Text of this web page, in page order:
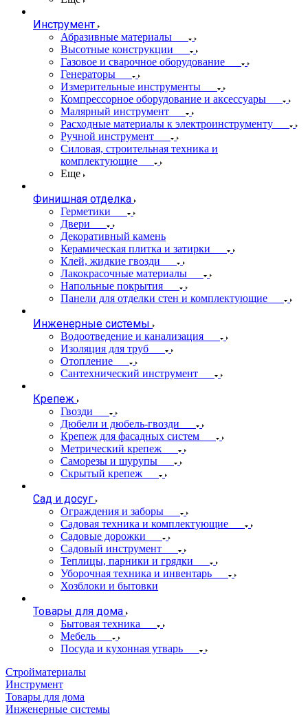
Инструмент
Абразивные материалы
Высотные конструкции
Газовое и сварочное оборудование
Генераторы
Измерительные инструменты
Компрессорное оборудование и аксессуары
Малярный инструмент
Расходные материалы к электроинструменту
Ручной инструмент
Силовая, строительная техника и
комплектующие
Еще
Финишная отделка
Герметики
Двери
Декоративный камень
Керамическая плитка и затирки
Клей, жидкие гвозди
Лакокрасочные материалы
Напольные покрытия
Панели для отделки стен и комплектующие
Инженерные системы
Водоотведение и канализация
Изоляция для труб
Отопление
Сантехнический инструмент
Крепеж
Гвозди
Дюбели и дюбель-гвозди
Крепеж для фасадных систем
Метрический крепеж
Саморезы и шурупы
Скрытый крепеж
Сад и досуг
Ограждения и заборы
Садовая техника и комплектующие
Садовые дорожки
Садовый инструмент
Теплицы, парники и грядки
Уборочная техника и инвентарь
Хозблоки и бытовки
Товары для дома
Бытовая техника
Мебель
Посуда и кухонная утварь
Стройматериалы
Инструмент
Товары для дома
Инженерные системы